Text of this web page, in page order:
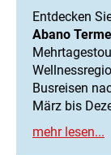
Entdecken
Abano Terme
Busreisen
März bis